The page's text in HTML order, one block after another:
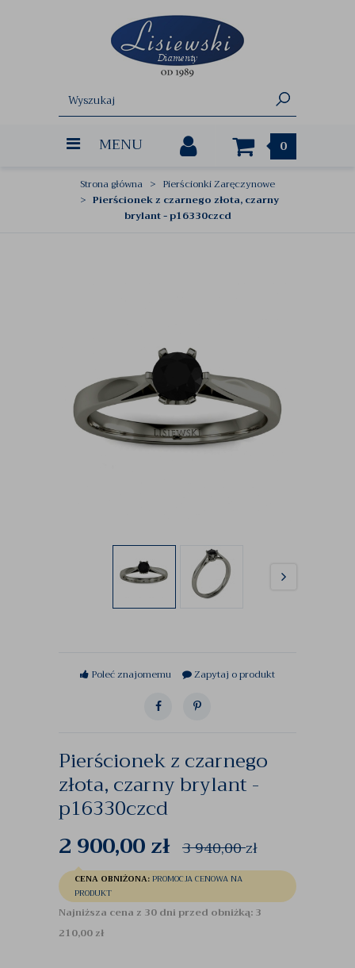
MENU 0
Strona główna
Pierścionki Zaręczynowe
Pierścionek z czarnego złota, czarny
brylant - p16330czcd
Poleć znajomemu Zapytaj o produkt
Pierścionek z czarnego
złota, czarny brylant -
p16330czcd
2 900,00zł 3 940,00zł
CENA OBNIŻONA:PROMOCJA CENOWA NA
PRODUKT
Najniższa cena z 30 dni przed obniżką: 3
210,00 zł